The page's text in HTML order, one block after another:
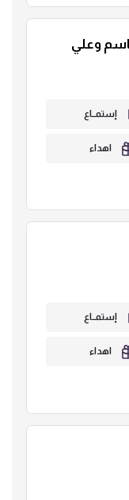
وعلي
إستمــاع
اهداء
إستمــاع
اهداء